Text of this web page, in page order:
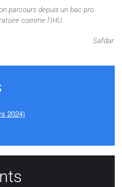
parcours depuis un bac pro
comme l’IHU.
Safdar.
2024)